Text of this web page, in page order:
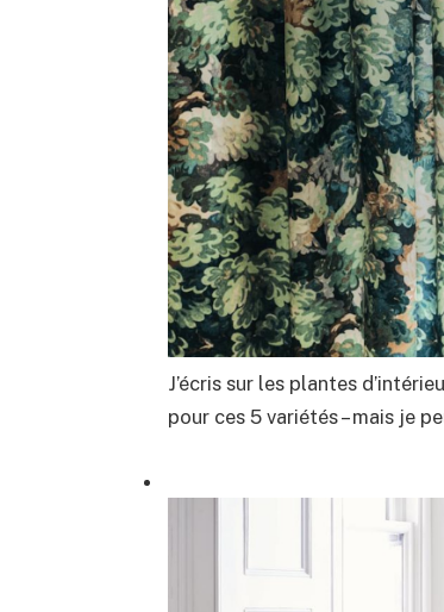
J’écris sur les plantes
pour ces 5 variétés – mais je